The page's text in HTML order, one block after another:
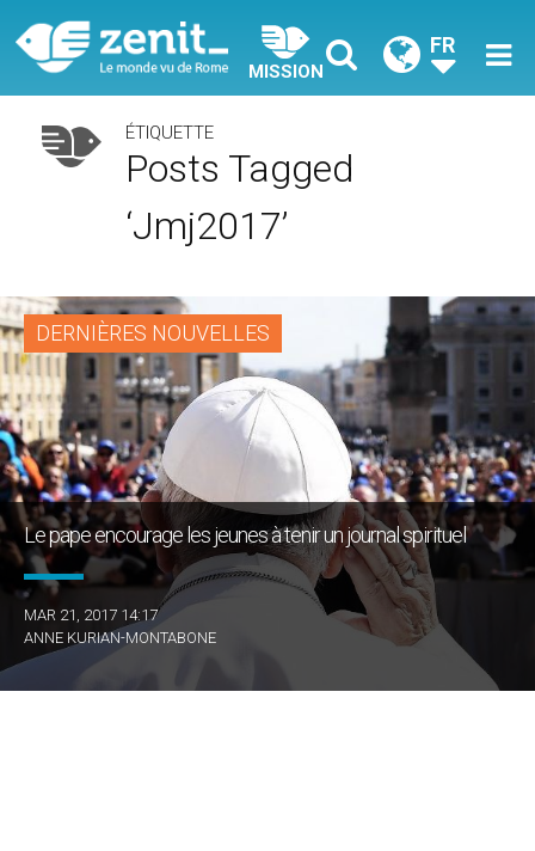
MISSION
FR
ÉTIQUETTE
Posts Tagged
‘jmj2017’
DERNIÈRES NOUVELLES
Le pape encourage les jeunes à tenir un journal spirituel
MAR 21, 2017 14:17
ANNE KURIAN-MONTABONE